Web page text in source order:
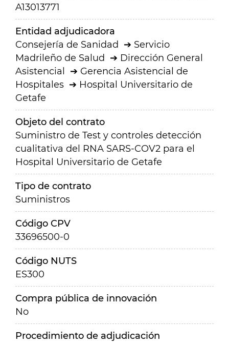
A13013771
Entidad adjudicadora
Consejería de Sanidad
Servicio
Madrileño de Salud
Dirección General
Asistencial
Gerencia Asistencial de
Hospitales
Hospital Universitario de
Getafe
Objeto del contrato
Suministro de Test y controles detección
cualitativa del RNA SARS-COV2 para el
Hospital Universitario de Getafe
Tipo de contrato
Suministros
Código CPV
33696500-0
Código NUTS
ES300
Compra pública de innovación
No
Procedimiento de adjudicación